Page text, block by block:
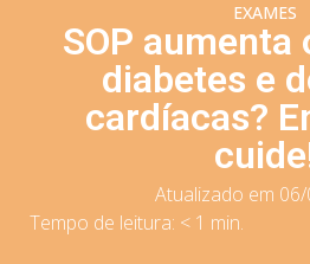
EXAMES
SOP aumenta
diabetes e
cardíacas?
Atualizado em
Tempo de leitura: < 1 min.